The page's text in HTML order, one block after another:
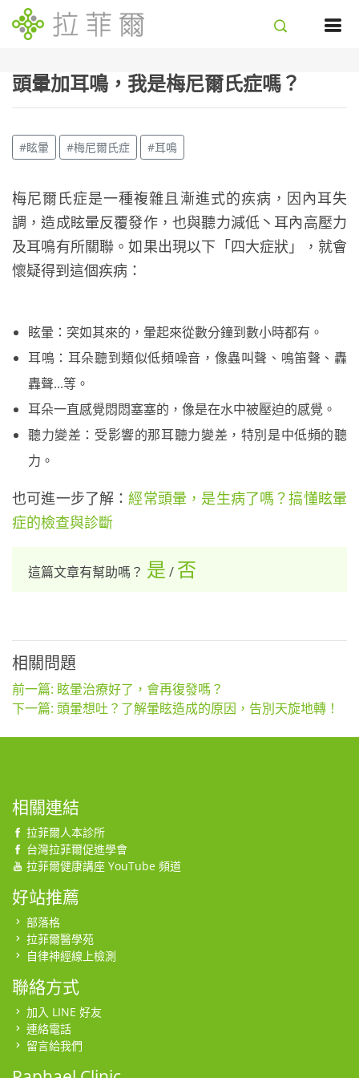
頭暈加耳鳴，我是梅尼爾氏症嗎？
#眩暈 #梅尼爾氏症 #耳鳴
梅尼爾氏症是一種複雜且漸進式的疾病，因內耳失
調，造成眩暈反覆發作，也與聽力減低丶耳內高壓力
及耳鳴有所關聯。如果出現以下「四大症狀」，就會
懷疑得到這個疾病：
眩暈：突如其來的，暈起來從數分鐘到數小時都有。
耳鳴：耳朵聽到類似低頻噪音，像蟲叫聲、鳴笛聲、轟
轟聲...等。
耳朵一直感覺悶悶塞塞的，像是在水中被壓迫的感覺。
聽力變差：受影響的那耳聽力變差，特別是中低頻的聽
力。
也可進一步了解：經常頭暈，是生病了嗎？搞懂眩暈
症的檢查與診斷
這篇文章有幫助嗎？ 是 / 否
相關問題
前一篇: 眩暈治療好了，會再復發嗎？
下一篇: 頭暈想吐？了解暈眩造成的原因，告別天旋地轉！
相關連結
拉菲爾人本診所
台灣拉菲爾促進學會
拉菲爾健康講座 YouTube 頻道
好站推薦
部落格
拉菲爾醫學苑
自律神經線上檢測
聯絡方式
加入 LINE 好友
連絡電話
留言給我們